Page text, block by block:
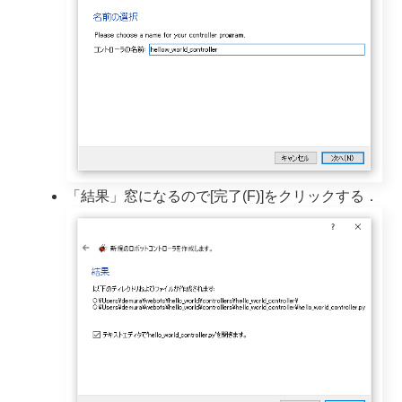
「結果」窓になるので[完了(F)]をクリックする．